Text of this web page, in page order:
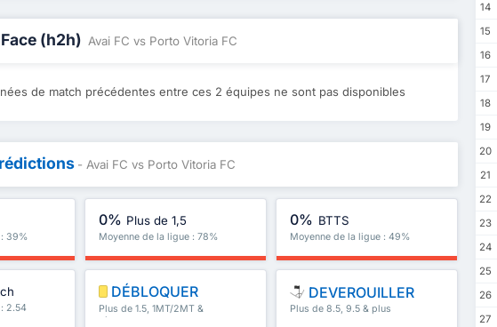
(h2h) Avai FC vs Porto Vitoria FC
de match précédentes entre ces 2 équipes ne sont pas disponibles
- Avai FC vs Porto Vitoria FC
39%
0% Plus de 1,5
Moyenne de la ligue : 78%
0% BTTS
Moyenne de la ligue : 49%
2.54
DÉBLOQUER
Plus de 1.5, 1MT/2MT &
plus
DEVEROUILLER
Plus de 8.5, 9.5 & plus
14
15
16
17
18
19
20
21
22
23
24
25
26
27